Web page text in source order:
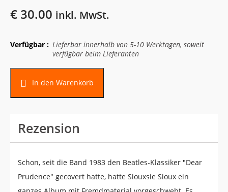
€ 30.00 inkl. MwSt.
Verfügbar : Lieferbar innerhalb von 5-10 Werktagen, soweit
verfügbar beim Lieferanten
In den Warenkorb
Alternative:
Rezension
Schon, seit die Band 1983 den Beatles-Klassiker "Dear
Prudence" gecovert hatte, hatte Siouxsie Sioux ein